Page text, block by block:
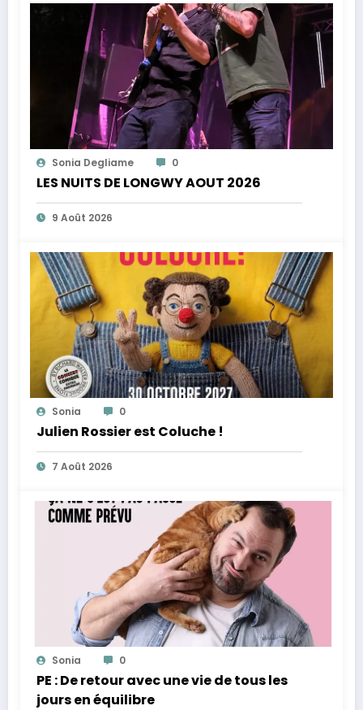
Sonia Degliame 0
LES NUITS DE LONGWY AOUT 2026
9 Août 2026
Sonia 0
Julien Rossier est Coluche !
7 Août 2026
Sonia 0
PE : De retour avec une vie de tous les
jours en équilibre